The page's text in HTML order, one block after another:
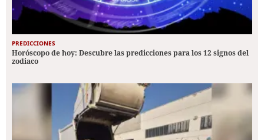
PREDICCIONES
Horóscopo de hoy: Descubre las predicciones para los 12 signos del
zodiaco